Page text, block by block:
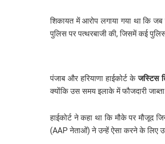
शिकायत में आरोप लगाया गया था कि
पुलिस पर पत्थरबाजी की, जिसमें कई पुलिस
पंजाब और हरियाणा हाईकोर्ट केजस्टिस
क्योंकि उस समय इलाके में फौजदारी
हाईकोर्ट ने कहा था कि मौके पर मौजूद
(AAP नेताओं) ने उन्हें ऐसा करने के लिए